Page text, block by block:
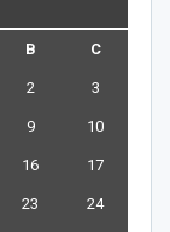
B C
2 3
9 10
16 17
23 24